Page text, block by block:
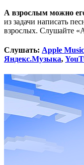
А взрослым можно
из задачи написать
взрослых. Слушайте
Слушать: Apple Music
Яндекс.Музыка,